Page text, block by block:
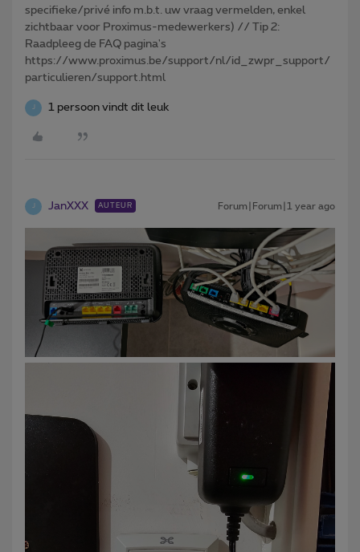
specifieke/privé info m.b.t. uw vraag vermelden, enkel
zichtbaar voor Proximus-medewerkers) // Tip 2:
Raadpleeg de FAQ pagina's
https://www.proximus.be/support/nl/id_zwpr_support/
particulieren/support.html
J 1 persoon vindt dit leuk
J JanXXX AUTEUR Forum|Forum|1 year ago